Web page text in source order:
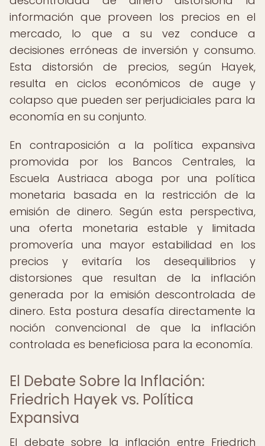
información que proveen los precios en el
mercado, lo que a su vez conduce a
decisiones erróneas de inversión y consumo.
Esta distorsión de precios, según Hayek,
resulta en ciclos económicos de auge y
colapso que pueden ser perjudiciales para la
economía en su conjunto.
En contraposición a la política expansiva
promovida por los Bancos Centrales, la
Escuela Austriaca aboga por una política
monetaria basada en la restricción de la
emisión de dinero. Según esta perspectiva,
una oferta monetaria estable y limitada
promovería una mayor estabilidad en los
precios y evitaría los desequilibrios y
distorsiones que resultan de la inflación
generada por la emisión descontrolada de
dinero. Esta postura desafía directamente la
noción convencional de que la inflación
controlada es beneficiosa para la economía.
El Debate Sobre la Inflación:
Friedrich Hayek vs. Política
Expansiva
El debate sobre la inflación entre Friedrich